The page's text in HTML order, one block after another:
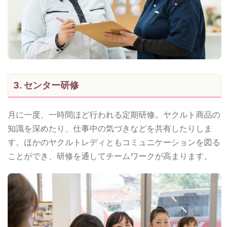
3. センター研修
月に一度、一時間ほど行われる定期研修。ヤクルト商品の
知識を深めたり、仕事中の気づきなどを共有したりしま
す。ほかのヤクルトレディともコミュニケーションを図る
ことができ、研修を通してチームワークが高まります。